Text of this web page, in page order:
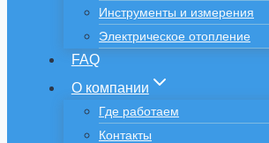
Инструменты и измерения
Электрическое отопление
FAQ
О компании
Где работаем
Контакты